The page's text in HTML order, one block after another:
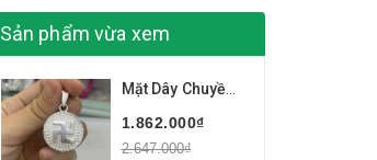
Sản phẩm vừa xem
1.862.000₫
2.647.000₫